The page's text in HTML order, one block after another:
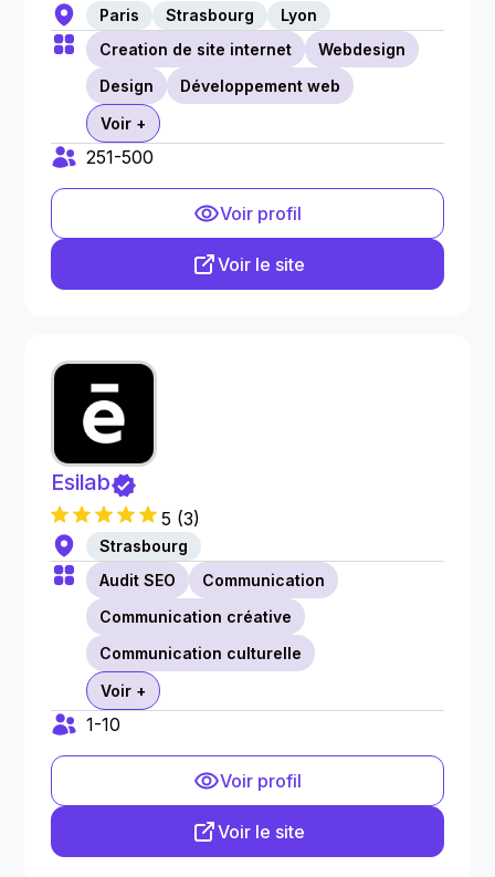
Paris Strasbourg
Lyon
Creation de site internet
Webdesign
Design
Développement web
Voir +
251-500
Voir profil
Voir le site
Esilab
5 (3)
Strasbourg
Audit SEO
Communication
Communication créative
Communication culturelle
Voir +
1-10
Voir profil
Voir le site